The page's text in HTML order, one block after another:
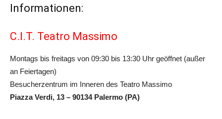
Informationen:
C.I.T. Teatro Massimo
Montags bis freitags von 09:30 bis 13:30 Uhr geöffnet (außer
an Feiertagen)
Besucherzentrum im Inneren des Teatro Massimo
Piazza Verdi, 13 – 90134 Palermo (PA)